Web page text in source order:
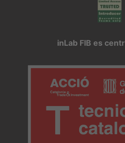
inLab FIB es